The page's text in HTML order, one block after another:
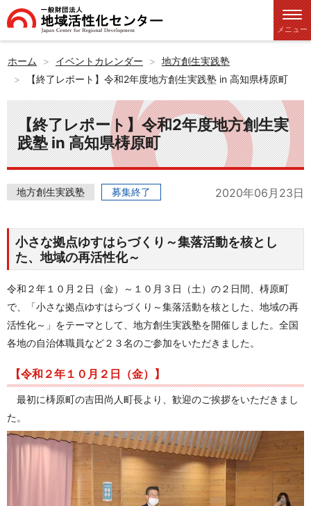
メニュー
ホーム イベントカレンダー
地方創生実践塾
【終了レポート】令和2年度地方創生実践塾 in 高知県梼原町
【終了レポート】令和2年度地方創生実
践塾 in 高知県梼原町
地方創生実践塾 募集終了 2020年06月23日
小さな拠点ゆすはらづくり～集落活動を核とし
た、地域の再活性化～
令和２年１０月２日（金）～１０月３日（土）の２日間、 梼原町
で、「小さな拠点ゆすはらづくり～集落活動を核とした、地域の再
活性化～」をテーマとして、 地方創生実践塾を開催しました。全国
各地の自治体職員など２３名のご参加をいただきました。
【令和２年１０月２日（金）】
最初に梼原町の吉田尚人町長より、歓迎のご挨拶をいただきまし
た。